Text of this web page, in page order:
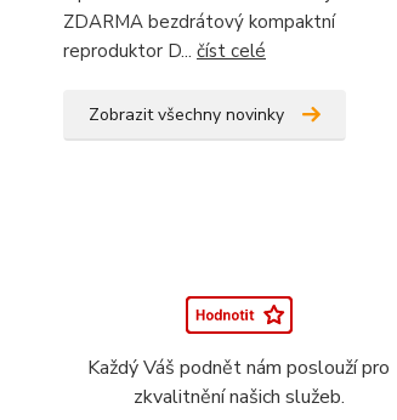
ZDARMA bezdrátový kompaktní
reproduktor D... číst celé
Zobrazit všechny novinky
Každý Váš podnět nám poslouží pro
zkvalitnění našich služeb.